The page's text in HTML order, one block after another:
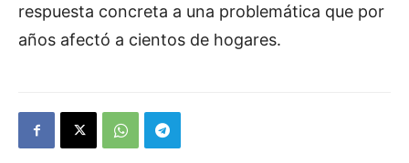
respuesta concreta a una problemática que por
años afectó a cientos de hogares.